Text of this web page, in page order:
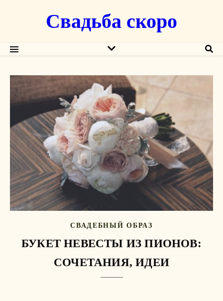
Свадьба скоро
СВАДЕБНЫЙ ОБРАЗ
БУКЕТ НЕВЕСТЫ ИЗ ПИОНОВ:
СОЧЕТАНИЯ, ИДЕИ